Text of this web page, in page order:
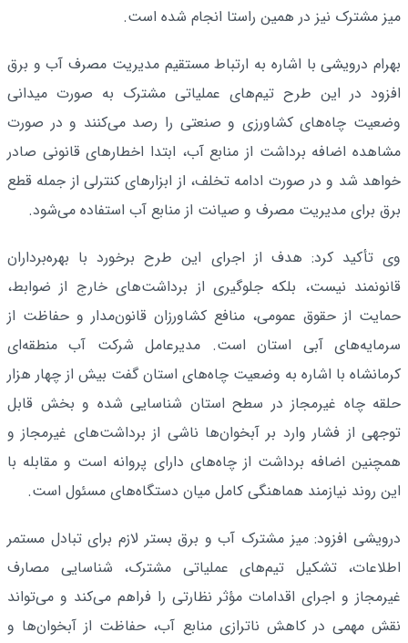
میز مشترک نیز در همین راستا انجام شده است.
بهرام درویشی با اشاره به ارتباط مستقیم مدیریت مصرف آب و برق
افزود در این طرح تیم‌های عملیاتی مشترک به صورت میدانی
وضعیت چاه‌های کشاورزی و صنعتی را رصد می‌کنند و در صورت
مشاهده اضافه برداشت از منابع آب، ابتدا اخطارهای قانونی صادر
خواهد شد و در صورت ادامه تخلف، از ابزارهای کنترلی از جمله قطع
برق برای مدیریت مصرف و صیانت از منابع آب استفاده می‌شود.
وی تأکید کرد: هدف از اجرای این طرح برخورد با بهره‌برداران
قانونمند نیست، بلکه جلوگیری از برداشت‌های خارج از ضوابط،
حمایت از حقوق عمومی، منافع کشاورزان قانون‌مدار و حفاظت از
سرمایه‌های آبی استان است. مدیرعامل شرکت آب منطقه‌ای
کرمانشاه با اشاره به وضعیت چاه‌های استان گفت بیش از چهار هزار
حلقه چاه غیرمجاز در سطح استان شناسایی شده و بخش قابل
توجهی از فشار وارد بر آبخوان‌ها ناشی از برداشت‌های غیرمجاز و
همچنین اضافه برداشت از چاه‌های دارای پروانه است و مقابله با
این روند نیازمند هماهنگی کامل میان دستگاه‌های مسئول است.
درویشی افزود: میز مشترک آب و برق بستر لازم برای تبادل مستمر
اطلاعات، تشکیل تیم‌های عملیاتی مشترک، شناسایی مصارف
غیرمجاز و اجرای اقدامات مؤثر نظارتی را فراهم می‌کند و می‌تواند
نقش مهمی در کاهش ناترازی منابع آب، حفاظت از آبخوان‌ها و